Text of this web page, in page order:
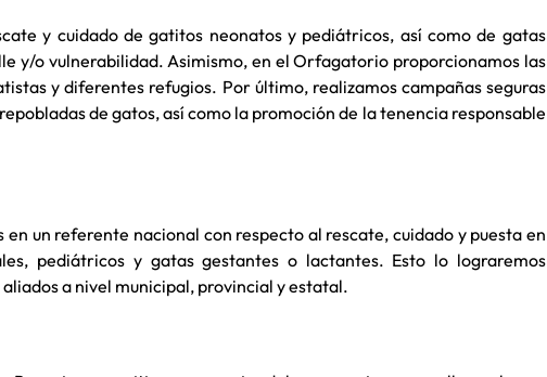
y cuidado de gatitos neonatos y pediátricos, así como de gatas
y/o vulnerabilidad. Asimismo, en el Orfagatorio proporcionamos las
y diferentes refugios. Por último, realizamos campañas seguras
de gatos, así como la promoción de la tenencia responsable
un referente nacional con respecto al rescate, cuidado y puesta en
pediátricos y gatas gestantes o lactantes. Esto lo lograremos
a nivel municipal, provincial y estatal.